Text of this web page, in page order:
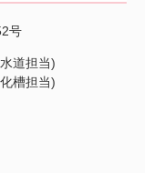
号
道担当
槽担当